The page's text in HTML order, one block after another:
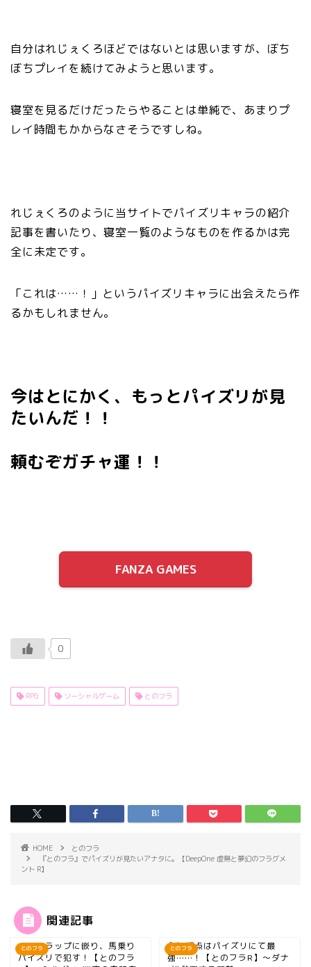
自分はれじぇくろほどではないとは思いますが、ぼち
ぼちプレイを続けてみようと思います。
寝室を見るだけだったらやることは単純で、あまりプ
レイ時間もかからなさそうですしね。
れじぇくろのように当サイトでパイズリキャラの紹介
記事を書いたり、寝室一覧のようなものを作るかは完
全に未定です。
「これは……！」というパイズリキャラに出会えたら作
るかもしれません。
今はとにかく、もっとパイズリが見
たいんだ！！
頼むぞガチャ運！！
FANZA GAMES
0
RPG ソーシャルゲーム とのフラ
HOME
とのフラ
『とのフラ』でパイズリが見たいアナタに。【DeepOne 虚無と夢幻のフラグメ
ント R】
関連記事
とのフラ
エロトラップに嵌り、馬乗り
パイズリで犯す！【とのフラ
とのフラ
主観視点はパイズリにて最
強……！【とのフラR】～ダナ